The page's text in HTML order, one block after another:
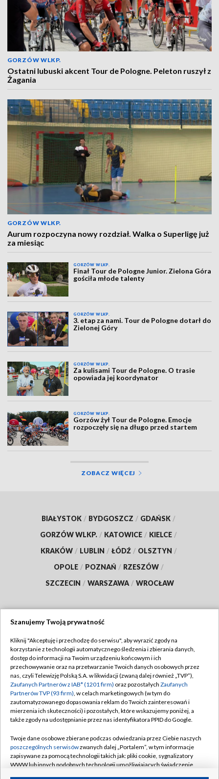
GORZÓW WLKP.
Ostatni lubuski akcent Tour de Pologne. Peleton ruszył z
Żagania
GORZÓW WLKP.
Aurum rozpoczyna nowy rozdział. Walka o Superligę już
za miesiąc
GORZÓW WLKP.
Finał Tour de Pologne Junior. Zielona Góra
gościła młode talenty
GORZÓW WLKP.
3. etap za nami. Tour de Pologne dotarł do
Zielonej Góry
GORZÓW WLKP.
Za kulisami Tour de Pologne. O trasie
opowiada jej koordynator
GORZÓW WLKP.
Gorzów żył Tour de Pologne. Emocje
rozpoczęły się na długo przed startem
ZOBACZ WIĘCEJ
BIAŁYSTOK / BYDGOSZCZ / GDAŃSK /
GORZÓW WLKP. / KATOWICE / KIELCE /
KRAKÓW / LUBLIN / ŁÓDŹ / OLSZTYN /
OPOLE / POZNAŃ / RZESZÓW /
SZCZECIN / WARSZAWA / WROCŁAW
TVP
Abonament TVP
Emisja w TVP
Centrum informacji TVP
Naziemna Telewizja Cyfrowa
Rada Programowa
System NOS
Informacje o nadawcy
Regulamin TVP
Polityka prywatności
Moje zgody
Pomoc
Kontakt
Szanujemy Twoją prywatność
Kliknij "Akceptuję i przechodzę do serwisu", aby wyrazić zgody na
korzystanie z technologii automatycznego śledzenia i zbierania danych,
dostęp do informacji na Twoim urządzeniu końcowym i ich
przechowywanie oraz na przetwarzanie Twoich danych osobowych przez
nas, czyli Telewizję Polską S.A. w likwidacji (zwaną dalej również „TVP”),
Zaufanych Partnerów z IAB* (1201 firm) oraz pozostałych Zaufanych
Partnerów TVP (93 firm), w celach marketingowych (w tym do
zautomatyzowanego dopasowania reklam do Twoich zainteresowań i
mierzenia ich skuteczności) i pozostałych, które wskazujemy poniżej, a
także zgody na udostępnianie przez nas identyfikatora PPID do Google.
Twoje dane osobowe zbierane podczas odwiedzania przez Ciebie naszych
poszczególnych serwisówzwanych dalej „Portalem”, w tym informacje
zapisywane za pomocą technologii takich jak: pliki cookie, sygnalizatory
WWW lub innych podobnych technologii umożliwiających świadczenie